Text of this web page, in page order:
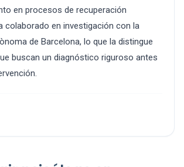
en procesos de recuperación
colaborado en investigación con la
de Barcelona, lo que la distingue
buscan un diagnóstico riguroso antes